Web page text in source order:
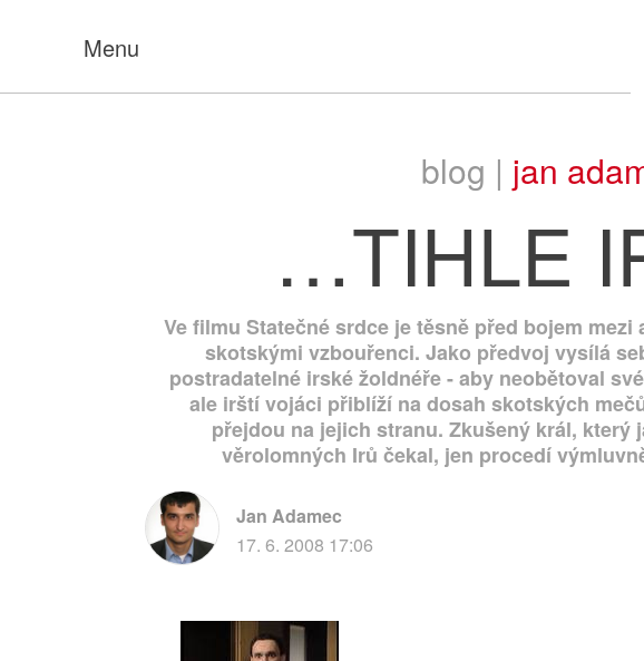
Menu
blog | jan
…TIHLE
Ve filmu Statečné srdce je těsně před bojem
skotskými vzbouřenci. Jako předvoj vysílá
postradatelné irské žoldnéře - aby neobětoval
ale irští vojáci přiblíží na dosah skotských
přejdou na jejich stranu. Zkušený král, který
věrolomných Irů čekal, jen procedí
Jan Adamec
17. 6. 2008 17:06